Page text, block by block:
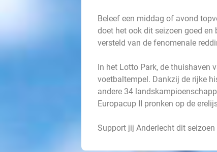
Beleef een middag of avond
doet het ook dit seizoen goed
versteld van de fenomenale
In het Lotto Park, de thuishaven
voetbaltempel. Dankzij de rijke
andere 34
Europacup II pronken op de
Support jij Anderlecht dit